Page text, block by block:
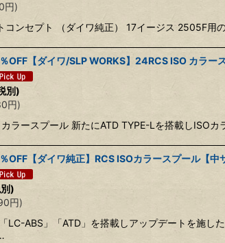
円)
コンセプト （ダイワ純正） 17イージス 2505F用
OFF【ダイワ/SLP WORKS】24RCS ISO カラー
別)
円)
ラースプール 新たにATD TYPE-Lを搭載しISO
OFF【ダイワ純正】RCS ISOカラースプール【中
)
円)
LC-ABS」「ATD」を搭載しアップデートを施し